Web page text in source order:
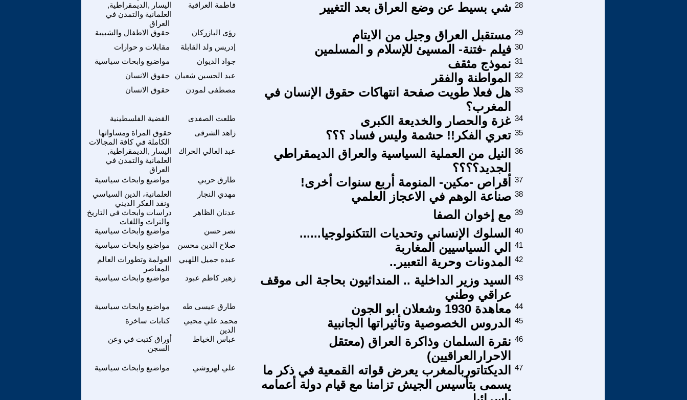
اليسار ,الديمقراطية,
العلمانية والتمدن في
العراق
فاطمة العراقية شي بسيط عن وضع العراق بعد التغيير 28
حقوق الاطفال والشبيبة رؤى البازركان مستقبل العراق وجيل من الايتام 29
مقابلات و حوارات
إدريس ولد القابلة فيلم -فتنة- المسيئ للإسلام و المسلمين 30
مواضيع وابحاث سياسية
جواد الديوان نموذج مثقف 31
حقوق الانسان
عبد الحسين شعبان المواطنة والفقر
32
حقوق الانسان
مصطفى لمودن
هل فعلا طويت صفحة انتهاكات حقوق الإنسان في
المغرب؟
33
القضية الفلسطينية طلعت الصفدى غزة والحصار والخديعة الكبرى 34
حقوق المراة ومساواتها
الكاملة في كافة المجالات
زاهد الشرقى تعري الفكر!! حشمة وليس فساد ؟؟؟ 35
اليسار ,الديمقراطية,
العلمانية والتمدن في
العراق
عبد العالي الحراك
النيل من العملية السياسية والعراق الديمقراطي
الجديد؟؟؟؟
36
مواضيع وابحاث سياسية طارق حربي أقراص -مكين- المنومة أربع سنوات أخرى!
37
العلمانية، الدين السياسي
ونقد الفكر الديني
مهدي النجار صناعة الوهم في الاعجاز العلمي 38
دراسات وابحاث في التاريخ
والتراث واللغات
عدنان الظاهر مع إخوان الصفا 39
مواضيع وابحاث سياسية نصر حسن السلوك الإنساني وتحديات التتكنولوجيا......
40
مواضيع وابحاث سياسية
صلاح الدين محسن الي السياسيين المغاربة
41
العولمة وتطورات العالم
المعاصر
عبده جميل اللهبي المدونات وحرية التعبير.. 42
مواضيع وابحاث سياسية زهير كاظم عبود
السيد وزير الداخلية .. المندائيون بحاجة الى موقف
عراقي وطني
43
مواضيع وابحاث سياسية طارق عيسى طه معاهدة 1930 وشعلان ابو الجون 44
كتابات ساخرة
محمد علي محيي
الدين
الدروس الخصوصية وتأثيراتها الجانبية 45
أوراق كتبت في وعن
السجن
عباس الخياط
نقرة السلمان وذاكرة العراق (معتقل
الاحرارالعراقيين)
46
مواضيع وابحاث سياسية علي لهروشي
الديكتاتوربالمغرب يعرض قواته القمعية في ذكر ما
يسمى بتأسيس الجيش تزامنا مع قيام دولة أعمامه
47